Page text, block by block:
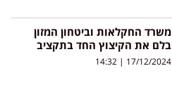
משרד החקלאות וביטחון המזון
בלם את הקיצוץ החד בתקציב
17/12/2024